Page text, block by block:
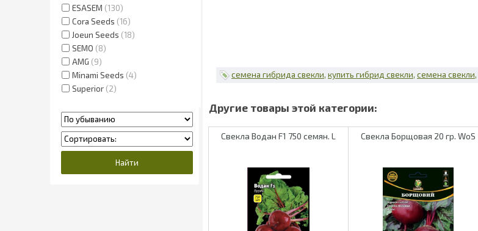
ESASEM 130
Cora Seeds 16
Joeun Seeds 18
SEMO
8
AMG
9
Minami Seeds 4
Superior 2
семена гибрида свекли купить гибрид свекли семена свекли
Свекла Водан F1 750 семян. L Свекла Борщовая 20 гр. WoS